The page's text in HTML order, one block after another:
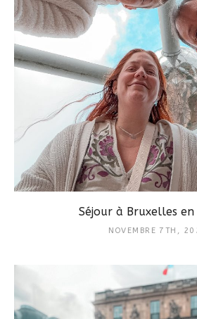
Séjour à Bruxelles
NOVEMBRE 7TH,